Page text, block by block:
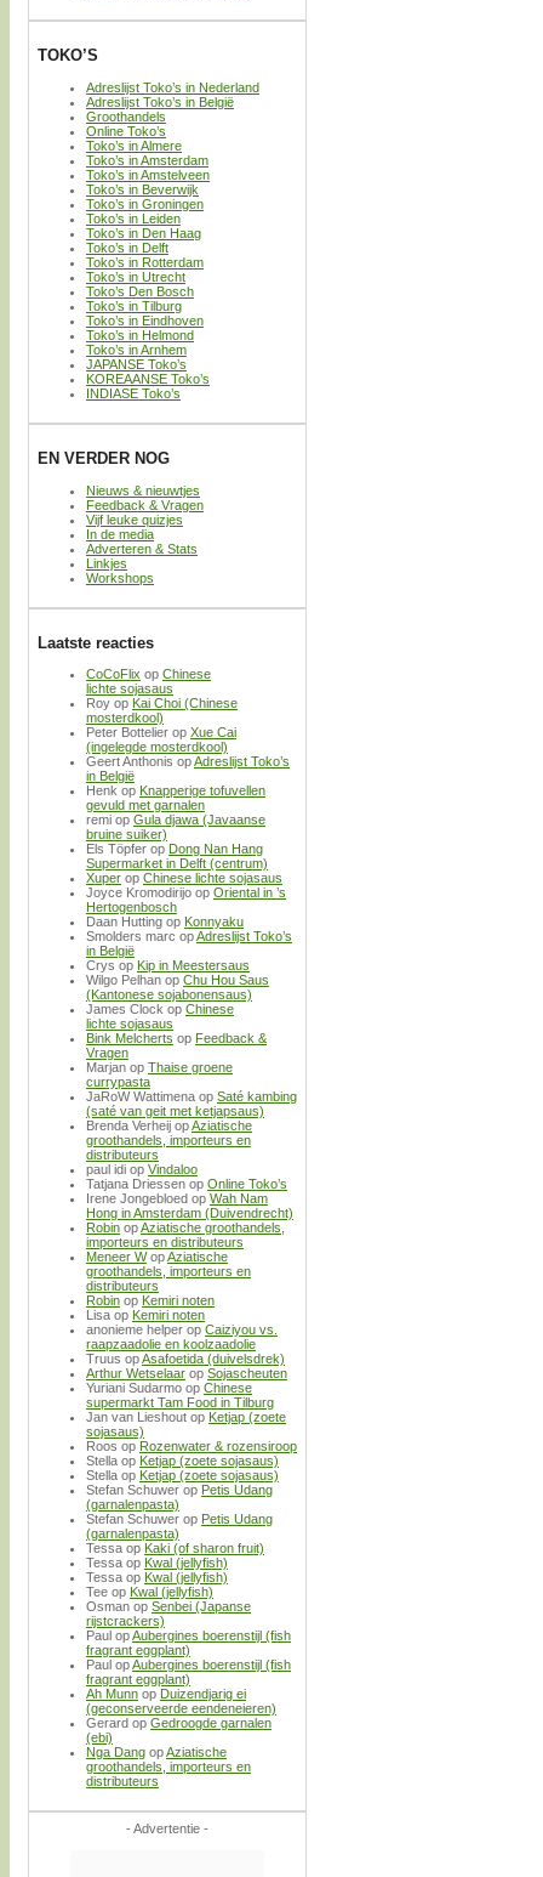
TOKO’S
Adreslijst Toko’s in Nederland
Adreslijst Toko’s in België
Groothandels
Online Toko’s
Toko’s in Almere
Toko’s in Amsterdam
Toko’s in Amstelveen
Toko’s in Beverwijk
Toko’s in Groningen
Toko’s in Leiden
Toko’s in Den Haag
Toko’s in Delft
Toko’s in Rotterdam
Toko’s in Utrecht
Toko’s Den Bosch
Toko’s in Tilburg
Toko’s in Eindhoven
Toko’s in Helmond
Toko’s in Arnhem
JAPANSE Toko’s
KOREAANSE Toko’s
INDIASE Toko’s
EN VERDER NOG
Nieuws & nieuwtjes
Feedback & Vragen
Vijf leuke quizjes
In de media
Adverteren & Stats
Linkjes
Workshops
Laatste reacties
CoCoFlix op Chinese
lichte sojasaus
Roy op Kai Choi (Chinese
mosterdkool)
Peter Bottelier op Xue Cai
(ingelegde mosterdkool)
Geert Anthonis opAdreslijst Toko’s
in België
Henk op Knapperige tofuvellen
gevuld met garnalen
remi op Gula djawa (Javaanse
bruine suiker)
Els Töpfer op Dong Nan Hang
Supermarket in Delft (centrum)
Xuper op Chinese lichte sojasaus
Joyce Kromodirijo op Oriental in ’s
Hertogenbosch
Daan Hutting op Konnyaku
Smolders marc opAdreslijst Toko’s
in België
Crys op Kip in Meestersaus
Wilgo Pelhan op Chu Hou Saus
(Kantonese sojabonensaus)
James Clock op Chinese
lichte sojasaus
Bink Melcherts op Feedback &
Vragen
Marjan op Thaise groene
currypasta
JaRoW Wattimena op Saté kambing
(saté van geit met ketjapsaus)
Brenda Verheij opAziatische
groothandels, importeurs en
distributeurs
paul idi op Vindaloo
Tatjana Driessen op Online Toko’s
Irene Jongebloed op Wah Nam
Hong in Amsterdam (Duivendrecht)
Robin opAziatische groothandels,
importeurs en distributeurs
Meneer WopAziatische
groothandels, importeurs en
distributeurs
Robin op Kemiri noten
Lisa op Kemiri noten
anonieme helper op Caiziyou vs.
raapzaadolie en koolzaadolie
Truus opAsafoetida (duivelsdrek)
Arthur Wetselaar op Sojascheuten
Yuriani Sudarmo op Chinese
supermarkt Tam Food in Tilburg
Jan van Lieshout op Ketjap (zoete
sojasaus)
Roos op Rozenwater & rozensiroop
Stella op Ketjap (zoete sojasaus)
Stella op Ketjap (zoete sojasaus)
Stefan Schuwer op Petis Udang
(garnalenpasta)
Stefan Schuwer op Petis Udang
(garnalenpasta)
Tessa op Kaki (of sharon fruit)
Tessa op Kwal (jellyfish)
Tessa op Kwal (jellyfish)
Tee op Kwal (jellyfish)
Osman op Senbei (Japanse
rijstcrackers)
Paul opAubergines boerenstijl (fish
fragrant eggplant)
Paul opAubergines boerenstijl (fish
fragrant eggplant)
Ah Munn op Duizendjarig ei
(geconserveerde eendeneieren)
Gerard op Gedroogde garnalen
(ebi)
Nga Dang opAziatische
groothandels, importeurs en
distributeurs
- Advertentie -